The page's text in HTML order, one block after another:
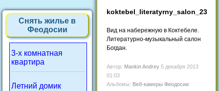
Снять жилье в
Феодосии
3-х комнатная
квартира
Летний домик
koktebel_literatyrny_salon_23
Вид на набережную в Коктебеле.
Литературно-музыкальный салон
Богдан.
Автор: Mankin Andrey 5 декабря 2013
01:03
Альбомы: Веб-камеры Феодосии